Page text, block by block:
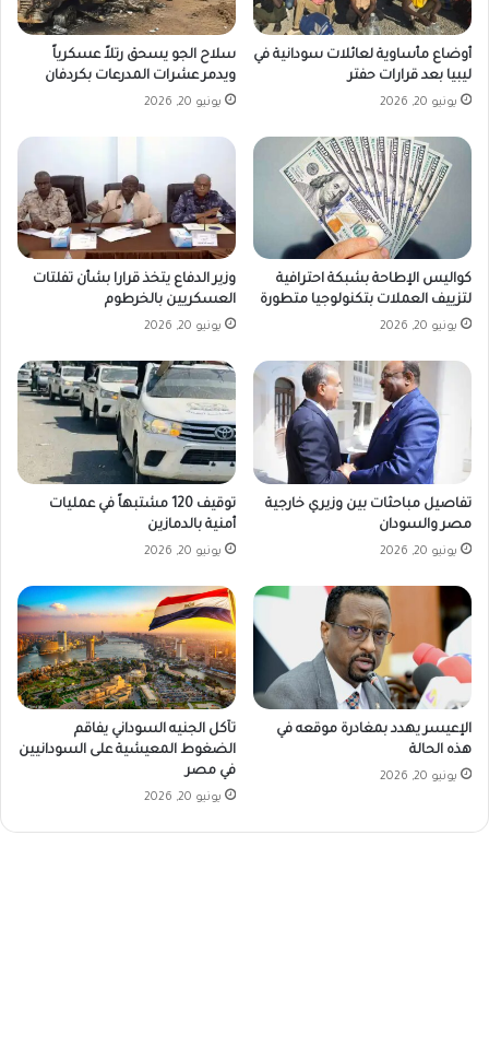
أوضاع مأساوية لعائلات سودانية في
ليبيا بعد قرارات حفتر
يونيو 20, 2026
سلاح الجو يسحق رتلاً عسكرياً
ويدمر عشرات المدرعات بكردفان
يونيو 20, 2026
كواليس الإطاحة بشبكة احترافية
لتزييف العملات بتكنولوجيا متطورة
يونيو 20, 2026
وزير الدفاع يتخذ قرارا بشأن تفلتات
العسكريين بالخرطوم
يونيو 20, 2026
تفاصيل مباحثات بين وزيري خارجية
مصر والسودان
يونيو 20, 2026
توقيف 120 مشتبهاً في عمليات
أمنية بالدمازين
يونيو 20, 2026
الإعيسر يهدد بمغادرة موقعه في
هذه الحالة
يونيو 20, 2026
تآكل الجنيه السوداني يفاقم
الضغوط المعيشية على السودانيين
في مصر
يونيو 20, 2026